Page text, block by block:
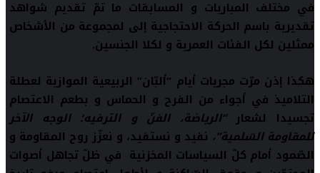
في مختلف المباريات و المسابقات ما تمّ تقديم شواهد
تقديرية باسم الحركة الاحتجاجية إلى لمجموعة من الأشخاص
ممثلين لكل الفئات العمرية و لكلا الجنسين.
هكذا إذن مرّت مجريات أيام “ألبّان” الربيعية الموازية لعطلة
التلاميذ في أجواء من الفرح و الحماس و بطعم الاعتصام
تجسيدا لشعار“الرياضة، الفنّ و الترفيه؛ الوجه الآخر
للمقاومة السّلمية”، نفيد و نستفيد، و نعزّز روح المقاومة و
الصّمود أمام كلّ السياسات المخزنية في ظلّ تجاهل أصوات